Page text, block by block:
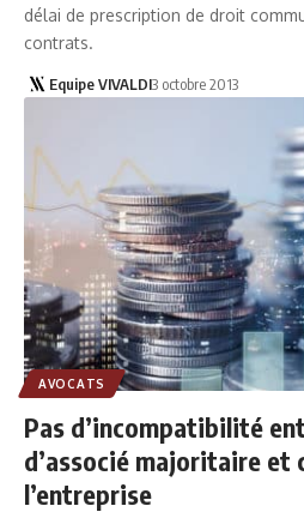
délai de prescription de droit
contrats.
Equipe VIVALDI3 octobre 2013
AVOCATS
Pas d’incompatibilité
d’associé majoritaire et
l’entreprise